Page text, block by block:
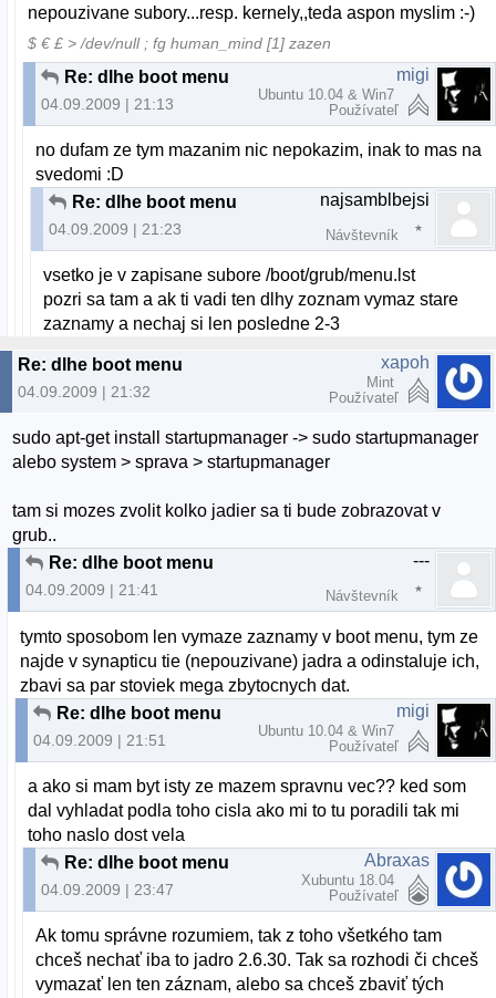
nepouzivane subory...resp. kernely,,teda aspon myslim :-)
$ € £ > /dev/null ; fg human_mind [1] zazen
Re: dlhe boot menu
04.09.2009 | 21:13
migi
Ubuntu 10.04 & Win7
Používateľ
no dufam ze tym mazanim nic nepokazim, inak to mas na
svedomi :D
Re: dlhe boot menu
04.09.2009 | 21:23
najsamblbejsi
Návštevník
vsetko je v zapisane subore /boot/grub/menu.lst
pozri sa tam a ak ti vadi ten dlhy zoznam vymaz stare
zaznamy a nechaj si len posledne 2-3
Re: dlhe boot menu
04.09.2009 | 21:32
xapoh
Mint
Používateľ
sudo apt-get install startupmanager -> sudo startupmanager
alebo system > sprava > startupmanager
tam si mozes zvolit kolko jadier sa ti bude zobrazovat v
grub..
Re: dlhe boot menu
04.09.2009 | 21:41
---
Návštevník
tymto sposobom len vymaze zaznamy v boot menu, tym ze
najde v synapticu tie (nepouzivane) jadra a odinstaluje ich,
zbavi sa par stoviek mega zbytocnych dat.
Re: dlhe boot menu
04.09.2009 | 21:51
migi
Ubuntu 10.04 & Win7
Používateľ
a ako si mam byt isty ze mazem spravnu vec?? ked som
dal vyhladat podla toho cisla ako mi to tu poradili tak mi
toho naslo dost vela
Re: dlhe boot menu
04.09.2009 | 23:47
Abraxas
Xubuntu 18.04
Používateľ
Ak tomu správne rozumiem, tak z toho všetkého tam
chceš nechať iba to jadro 2.6.30. Tak sa rozhodi či chceš
vymazať len ten záznam, alebo sa chceš zbaviť tých